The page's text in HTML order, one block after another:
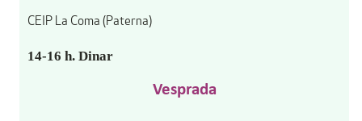
CEIP La Coma (Paterna)
14-16 h. Dinar
Vesprada